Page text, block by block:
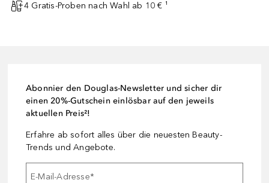
4 Gratis-Proben nach Wahl ab 10 € ¹
Abonnier den Douglas-Newsletter und sicher dir
einen 20%-Gutschein einlösbar auf den jeweils
aktuellen Preis²!
Erfahre ab sofort alles über die neuesten Beauty-
Trends und Angebote.
E-Mail-Adresse*